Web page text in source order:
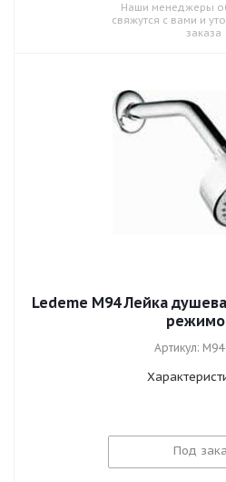
Наши менеджеры
свяжутся с вами и
заказа
Ledeme M94 Лейка
Артикул: M94
Под